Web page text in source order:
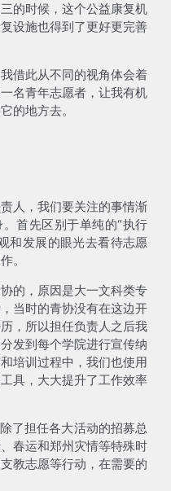
的时候，这个公益康复机
设施也得到了更好更完善
借此从不同的视角体会着
名青年志愿者，让我有机
的地方去。
人，我们要关注的事情渐
首先区别于单纯的“执行
和发展的眼光去看待志愿
。
的，原因是大一文科类专
当时的青协没有在这边开
，所以担任负责人之后我
发到每个学院进行宣传纳
培训过程中，我们也使用
具，大大提升了工作效率
了担任各大活动的招募总
春运和郑州灾情等特殊时
教志愿等行动 ，在需要的